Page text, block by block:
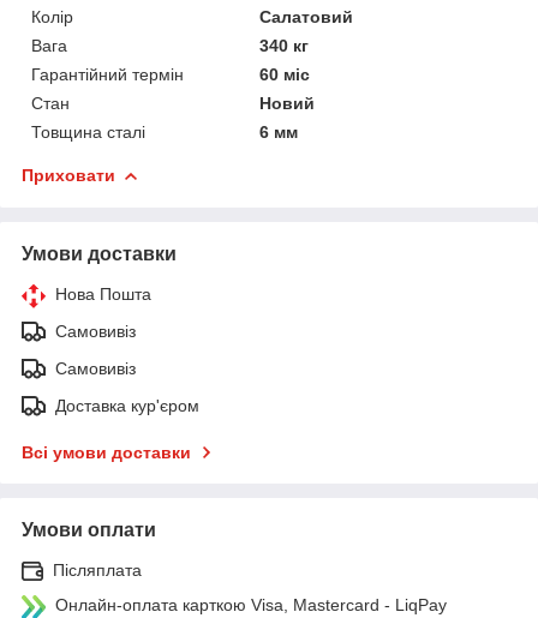
Колір
Салатовий
Вага
340 кг
Гарантійний термін
60 міс
Стан
Новий
Товщина сталі
6 мм
Приховати
Умови доставки
Нова Пошта
Самовивіз
Самовивіз
Доставка кур'єром
Всі умови доставки
Умови оплати
Післяплата
Онлайн-оплата карткою Visa, Mastercard - LiqPay